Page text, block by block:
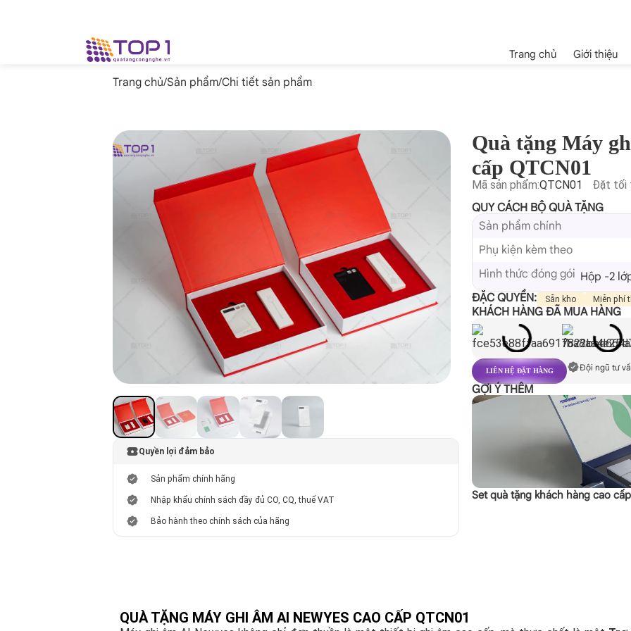
Trang chủ Giới thiệu
Trang chủ/Sản phẩm/Chi tiết sản phẩm
Quyền lợi đảm bảo
Sản phẩm chính hãng
Nhập khẩu chính sách đầy đủ CO, CQ, thuế VAT
Bảo hành theo chính sách của hãng
Quà tặng Máy
cấp QTCN01
Mã sản phẩm:QTCN01 Đặt tối
QUY CÁCH BỘ QUÀ TẶNG
Sản phẩm chính
Phụ kiện kèm theo
Hình thức đóng gói Hộp -2
ĐẶC QUYỀN:
Sẵn kho Miễn phí
KHÁCH HÀNG ĐÃ MUA HÀNG
LIÊN HỆ ĐẶT HÀNG Đội ngũ tư
GỢI Ý THÊM
Set quà tặng khách hàng cao
QUÀ TẶNG MÁY GHI ÂM AI NEWYES CAO CẤP QTCN01